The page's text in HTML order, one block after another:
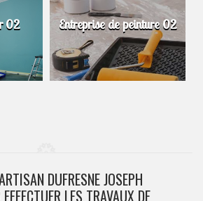
02 Entreprise de peinture 02
DUFRESNE JOSEPH
LES TRAVAUX DE